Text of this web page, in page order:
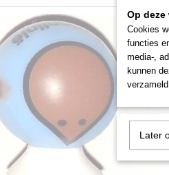
Op
Cookies
functies
media-,
kunnen
Later